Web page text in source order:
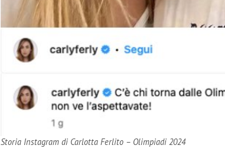
Storia Instagram di Carlotta Ferlito – Olimpiadi 2024